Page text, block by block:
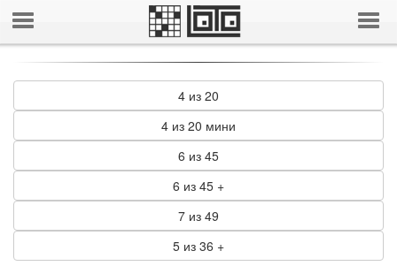
4 из 20
4 из 20 мини
6 из 45
6 из 45 +
7 из 49
5 из 36 +